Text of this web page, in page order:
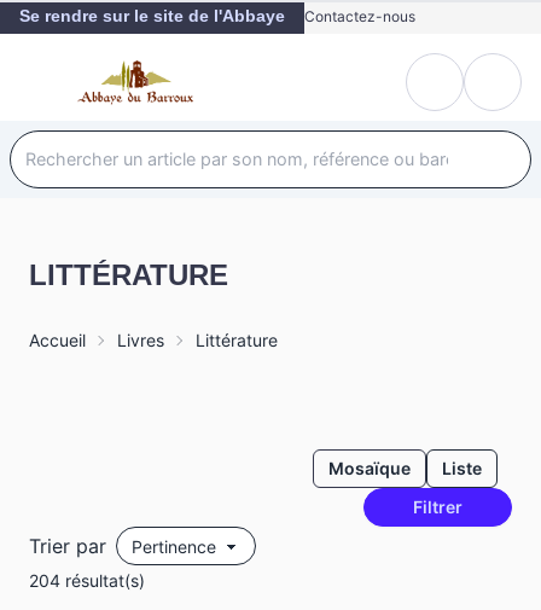
Se rendre sur le site de l'Abbaye Contactez-nous
LITTÉRATURE
Accueil Livres Littérature
Filtrer
Mosaïque Liste
Trier par
204 résultat(s)